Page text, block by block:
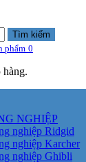
Tìm kiếm
phẩm 0
hàng.
NGHIỆP
nghiệp Ridgid
nghiệp Karcher
nghiệp Ghibli